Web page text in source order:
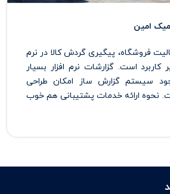
امین
فروشگاه، پیگیری گردش کالا در نرم
کاربرد است. گزارشات نرم افزار بسیار
سیستم گزارش ساز امکان طراحی
نحوه ارائه خدمات پشتیبانی هم خوب